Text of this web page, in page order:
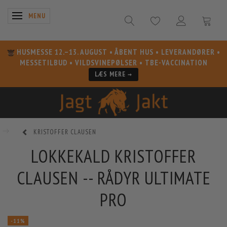
SKIFTE NAVIGATION
MENU
HUSMESSE 12.–13. AUGUST • ÅBENT HUS • LEVERANDØRER •
MESSETILBUD • VILDSVINEPØLSER • TBE-VACCINATION
LÆS MERE →
KRISTOFFER CLAUSEN
LOKKEKALD KRISTOFFER
CLAUSEN -- RÅDYR ULTIMATE
PRO
-11%